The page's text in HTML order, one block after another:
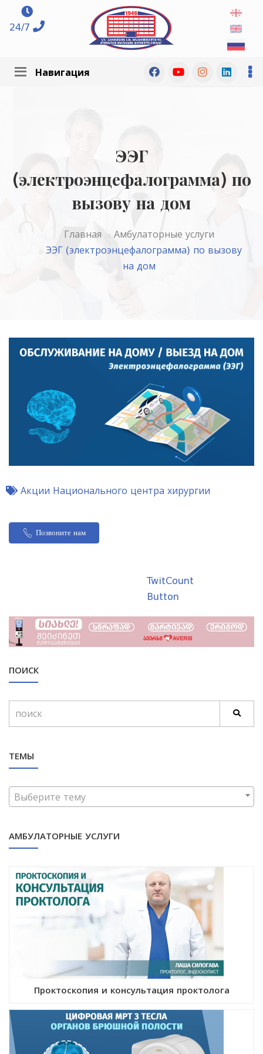
24/7
Навигация
ЭЭГ
(электроэнцефалограмма) по
вызову на дом
Главная
Амбулаторные услуги
ЭЭГ (электроэнцефалограмма) по вызову
на дом
Акции Национального центра хирургии
Позвоните нам
TwitCount
Button
ПОИСК
ТЕМЫ
Выберите тему
АМБУЛАТОРНЫЕ УСЛУГИ
Проктоскопия и консультация проктолога